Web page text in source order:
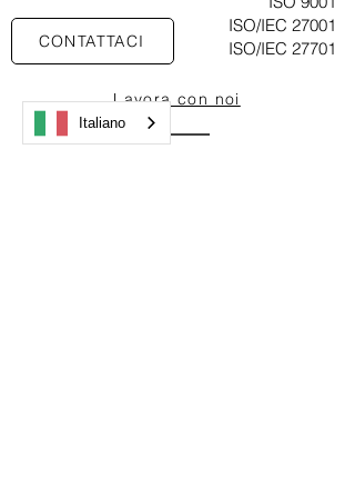
CONTATTACI
ISO/IEC 27001
ISO/IEC 27701
Lavora con noi
Italiano